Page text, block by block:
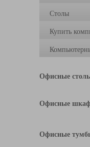
Столы
Купить
Офисные
Офисные
Офисные